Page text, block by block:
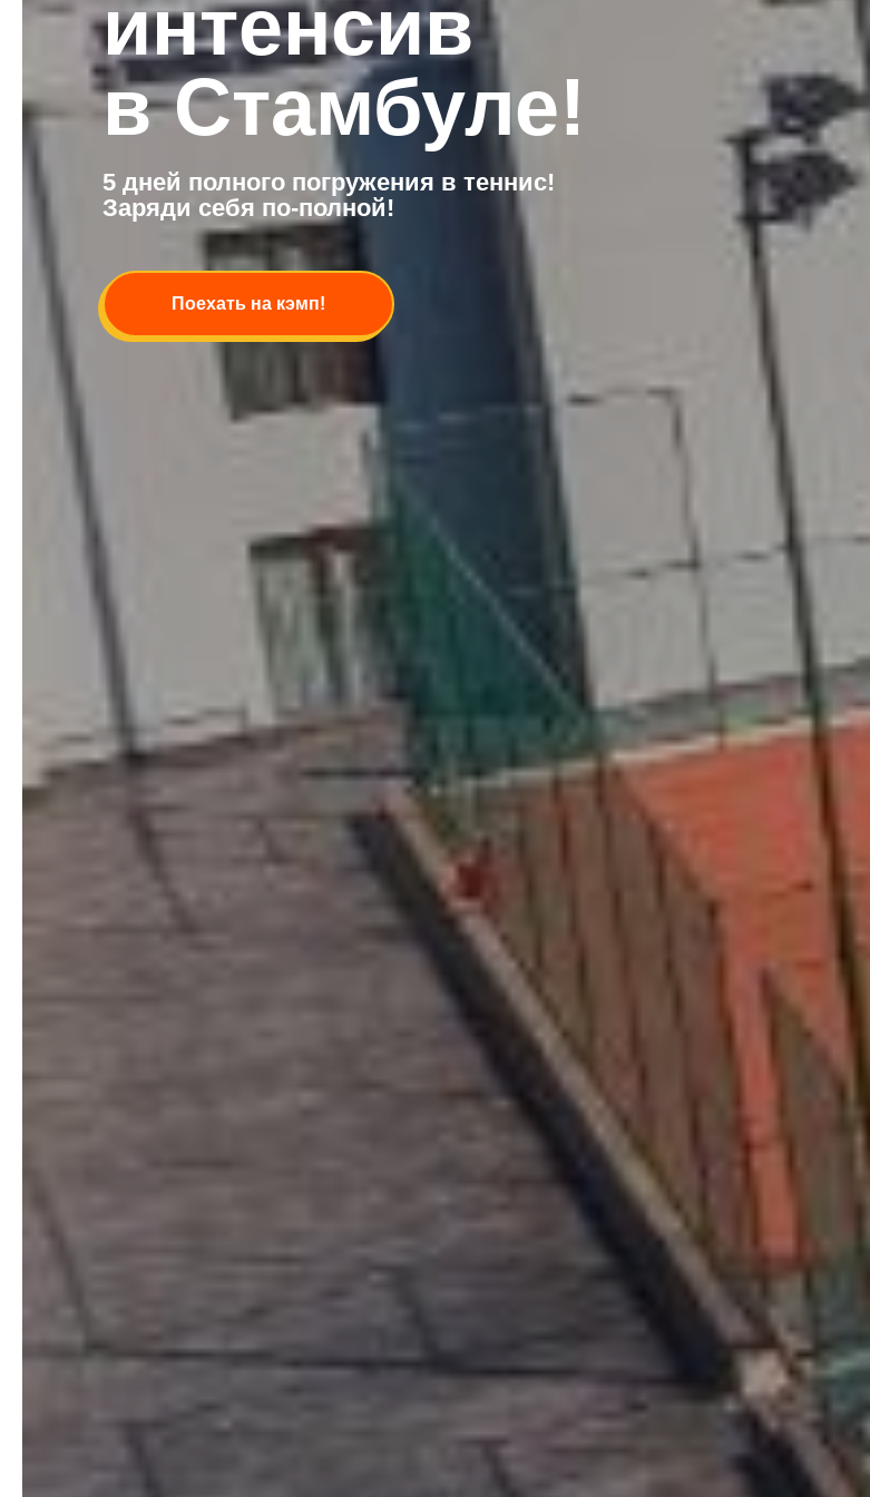
интенсив
в Стамбуле!
5 дней полного погружения в теннис!
Заряди себя по-полной!
Поехать на кэмп!